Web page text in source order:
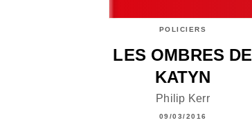
POLICIERS
LES OMBRES DE
KATYN
Philip Kerr
09/03/2016